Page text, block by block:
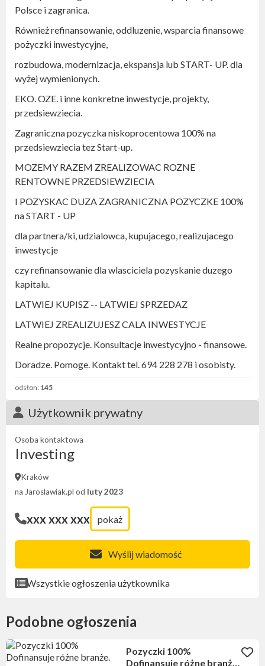
Polsce i zagranica.
Również refinansowanie, oddluzenie, wsparcia finansowe
pożyczki inwestycyjne,
rozbudowa, modernizacja, ekspansja lub START- UP. dla
wyżej wymienionych.
EKO. OZE. i inne konkretne inwestycje, projekty,
przedsiewziecia.
Zagraniczna pozyczka niskoprocentowa 100% na
przedsiewziecia tez Start-up.
MOZEMY RAZEM ZREALIZOWAC ROZNE
RENTOWNE PRZEDSIEWZIECIA
I POZYSKAC DUZA ZAGRANICZNA POZYCZKE 100%
na START - UP
dla partnera/ki, udzialowca, kupujacego, realizujacego
inwestycje
czy refinansowanie dla wlasciciela pozyskanie duzego
kapitalu.
LATWIEJ KUPISZ -- LATWIEJ SPRZEDAZ
LATWIEJ ZREALIZUJESZ CALA INWESTYCJE
Realne propozycje. Konsultacje inwestycyjno - finansowe.
Doradze. Pomoge. Kontakt tel. 694 228 278 i osobisty.
odsłon: 145
Użytkownik prywatny
Osoba kontaktowa
Investing
Kraków
na Jaroslawiak.pl od luty 2023
xxx xxx xxx pokaż
Wyślij wiadomość
Wszystkie ogłoszenia użytkownika
Podobne ogłoszenia
Pozyczki 100%
Dofinansuje różne branże.